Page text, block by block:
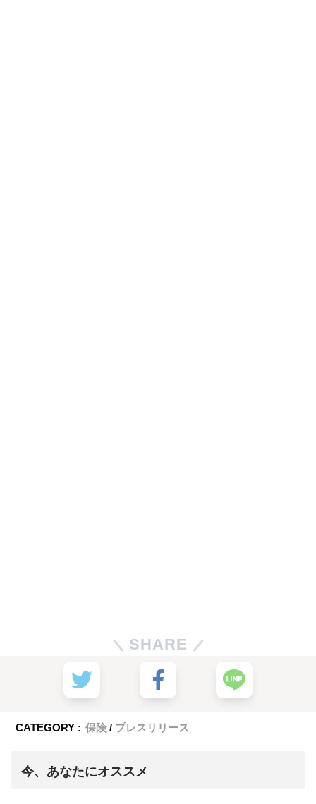
SHARE
CATEGORY : 保険 プレスリリース
今、あなたにオススメ